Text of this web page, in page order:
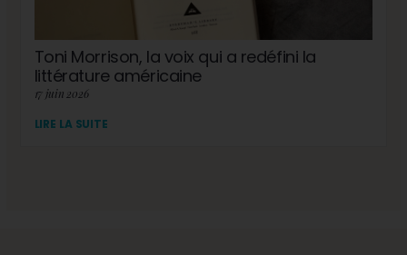
Toni Morrison, la voix qui a redéfini la
littérature américaine
17 juin 2026
LIRE LA SUITE